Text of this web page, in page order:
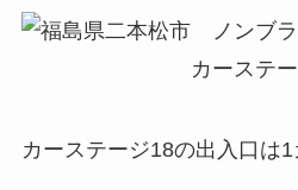
カーステージ18の出入口は1